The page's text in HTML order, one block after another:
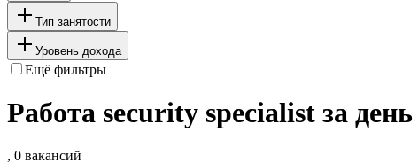
Тип занятости
Уровень дохода
Ещё фильтры
Работа security specialist за
, 0 вакансий